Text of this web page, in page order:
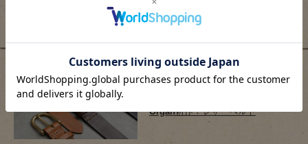
2020/02/19
商品情報
Organ新作：レザーベルト